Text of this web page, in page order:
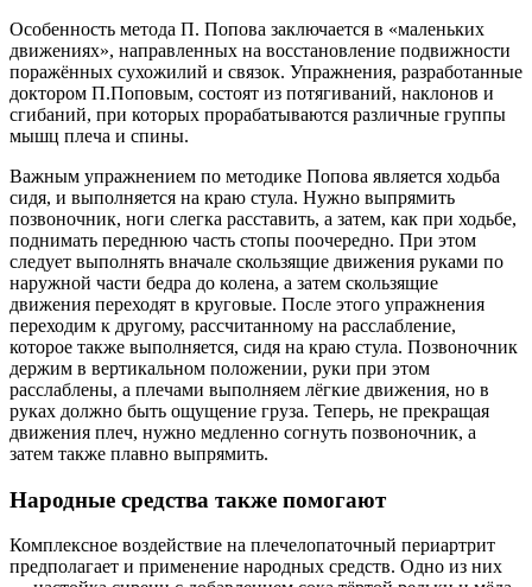
Особенность метода П. Попова заключается в «маленьких
движениях», направленных на восстановление подвижности
поражённых сухожилий и связок. Упражнения, разработанные
доктором П.Поповым, состоят из потягиваний, наклонов и
сгибаний, при которых прорабатываются различные группы
мышц плеча и спины.
Важным упражнением по методике Попова является ходьба
сидя, и выполняется на краю стула. Нужно выпрямить
позвоночник, ноги слегка расставить, а затем, как при ходьбе,
поднимать переднюю часть стопы поочередно. При этом
следует выполнять вначале скользящие движения руками по
наружной части бедра до колена, а затем скользящие
движения переходят в круговые. После этого упражнения
переходим к другому, рассчитанному на расслабление,
которое также выполняется, сидя на краю стула. Позвоночник
держим в вертикальном положении, руки при этом
расслаблены, а плечами выполняем лёгкие движения, но в
руках должно быть ощущение груза. Теперь, не прекращая
движения плеч, нужно медленно согнуть позвоночник, а
затем также плавно выпрямить.
Народные средства также помогают
Комплексное воздействие на плечелопаточный периартрит
предполагает и применение народных средств. Одно из них